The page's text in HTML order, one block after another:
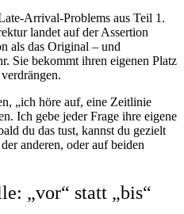
Arrival-Problems aus Teil 1.
landet auf der Assertion
als das Original – und
Sie bekommt ihren eigenen Platz
„ich höre auf, eine Zeitlinie
Ich gebe jeder Frage ihre eigene
du das tust, kannst du gezielt
anderen, oder auf beiden
„vor“ statt „bis“